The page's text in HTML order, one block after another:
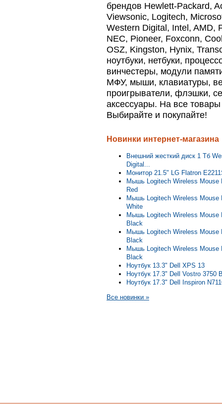
брендов Hewlett-Packard,
Viewsonic, Logitech,
Western Digital, Intel, AMD,
NEC, Pioneer, Foxconn,
OSZ, Kingston, Hynix,
ноутбуки, нетбуки,
винчестеры, модули
МФУ, мыши, клавиатуры,
проигрыватели, флэшки,
аксессуары. На все
Выбирайте и покупайте!
Новинки интернет-магазина
Внешний жесткий диск 1 Тб
Digital...
Монитор 21.5" LG Flatron
Мышь Logitech Wireless Mouse
Red
Мышь Logitech Wireless Mouse
White
Мышь Logitech Wireless Mouse
Black
Мышь Logitech Wireless Mouse
Black
Мышь Logitech Wireless Mouse
Black
Ноутбук 13.3" Dell XPS 13
Ноутбук 17.3" Dell Vostro 3750
Ноутбук 17.3" Dell Inspiron
Все новинки »